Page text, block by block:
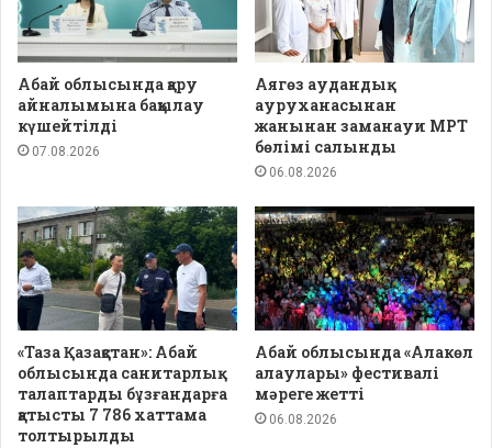
Абай облысында қару
айналымына бақылау
күшейтілді
07.08.2026
Аягөз аудандық
ауруханасынан
жанынан заманауи МРТ
бөлімі салынды
06.08.2026
«Таза Қазақстан»: Абай
облысында санитарлық
талаптарды бұзғандарға
қатысты 7 786 хаттама
толтырылды
Абай облысында «Алакөл
алаулары» фестивалі
мәреге жетті
06.08.2026